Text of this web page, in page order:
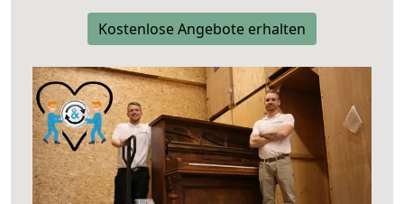
Kostenlose Angebote erhalten